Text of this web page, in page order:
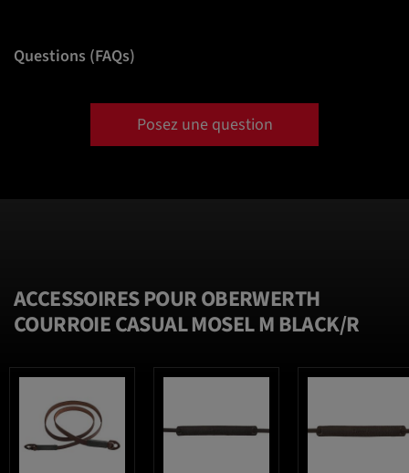
Questions (FAQs)
Posez une question
ACCESSOIRES POUR OBERWERTH
COURROIE CASUAL MOSEL M BLACK/R